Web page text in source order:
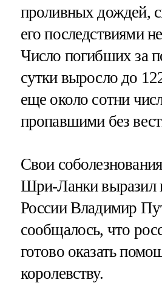
проливных дождей,
его последствиями
Число погибших за
сутки выросло до
еще около сотни
пропавшими без
Свои
Шри-Ланки выразил
России Владимир
сообщалось, что
готово оказать
королевству.